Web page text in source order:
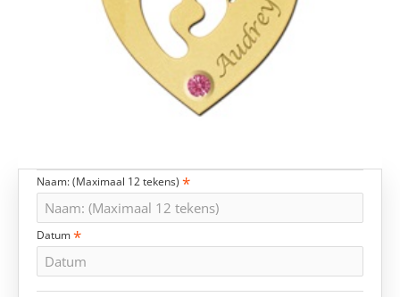
Naam: (Maximaal 12 tekens)
Datum